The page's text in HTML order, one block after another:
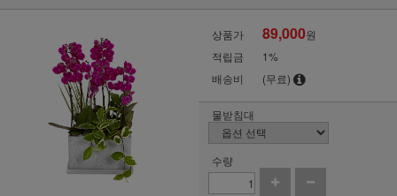
상품가 89,000원
적립금
1%
배송비
(무료)
물받침대
수량